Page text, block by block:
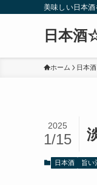
美味しい日本
日本酒
ホーム 日本酒
2025
1/15
日本酒 旨い